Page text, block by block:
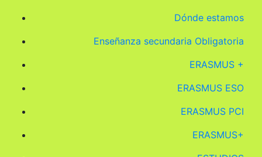
Dónde estamos
Enseñanza secundaria Obligatoria
ERASMUS +
ERASMUS ESO
ERASMUS PCI
ERASMUS+